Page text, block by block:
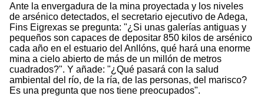
Ante la envergadura de la mina proyectada y los niveles
de arsénico detectados, el secretario ejecutivo de Adega,
Fins Eigrexas se pregunta: "¿Si unas galerías antiguas y
pequeños son capaces de depositar 850 kilos de arsénico
cada año en el estuario del Anllóns, qué hará una enorme
mina a cielo abierto de más de un millón de metros
cuadrados?". Y añade: "¿Qué pasará con la salud
ambiental del río, de la ría, de las personas, del marisco?
Es una pregunta que nos tiene preocupados".